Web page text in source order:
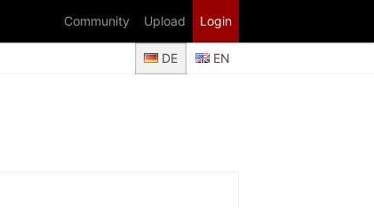
Login
Upload
Community
DE EN